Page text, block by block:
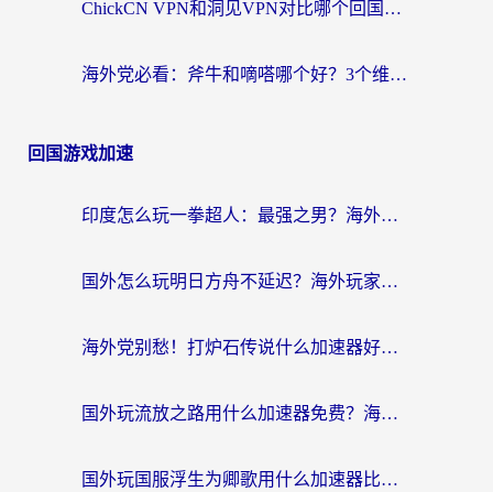
ChickCN VPN和洞见VPN对比哪个回国效果更好？海外党亲测3款加速器+避坑指南
海外党必看：斧牛和嘀嗒哪个好？3个维度教你选对回国加速器
回国游戏加速
印度怎么玩一拳超人：最强之男？海外党国服游戏加速避坑指南
国外怎么玩明日方舟不延迟？海外玩家国服游戏加速终极指南（附DNF梦幻诛仙解决方案）
海外党别愁！打炉石传说什么加速器好用？3个实用技巧解决国服游戏卡顿
国外玩流放之路用什么加速器免费？海外党亲测有效的国服游戏加速指南
国外玩国服浮生为卿歌用什么加速器比较好？海外党亲测不踩坑指南